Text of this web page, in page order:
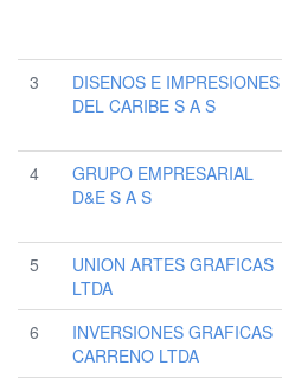
3
DISENOS E IMPRESIONES
DEL CARIBE S A S
4
GRUPO EMPRESARIAL
D&E S A S
5
UNION ARTES GRAFICAS
LTDA
6
INVERSIONES GRAFICAS
CARRENO LTDA